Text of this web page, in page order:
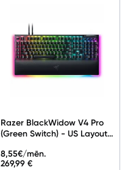
Razer BlackWidow V4 Pro
(Green Switch) - US Layout
269,99 €
8,55€/mēn.